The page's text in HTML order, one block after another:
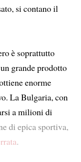
si contano il
è soprattutto
grande prodotto
enorme
La Bulgaria, con
a milioni di
di epica sportiva,
.